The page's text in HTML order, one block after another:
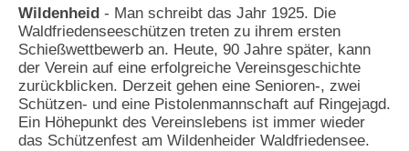
Der Waldfriedensee
Archiv
Wildenheid - Man schreibt das Jahr 1925. Die
Waldfriedenseeschützen treten zu ihrem ersten
Schießwettbewerb an. Heute, 90 Jahre später, kann
der Verein auf eine erfolgreiche Vereinsgeschichte
zurückblicken. Derzeit gehen eine Senioren-, zwei
Schützen- und eine Pistolenmannschaft auf Ringejagd.
Ein Höhepunkt des Vereinslebens ist immer wieder
das Schützenfest am Wildenheider Waldfriedensee.